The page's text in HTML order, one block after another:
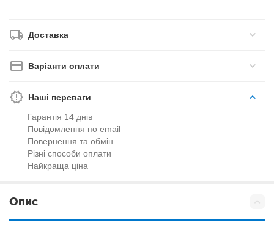
Доставка
Варіанти оплати
Наші переваги
Гарантія 14 днів
Повідомлення по email
Повернення та обмін
Різні способи оплати
Найкраща ціна
Опис